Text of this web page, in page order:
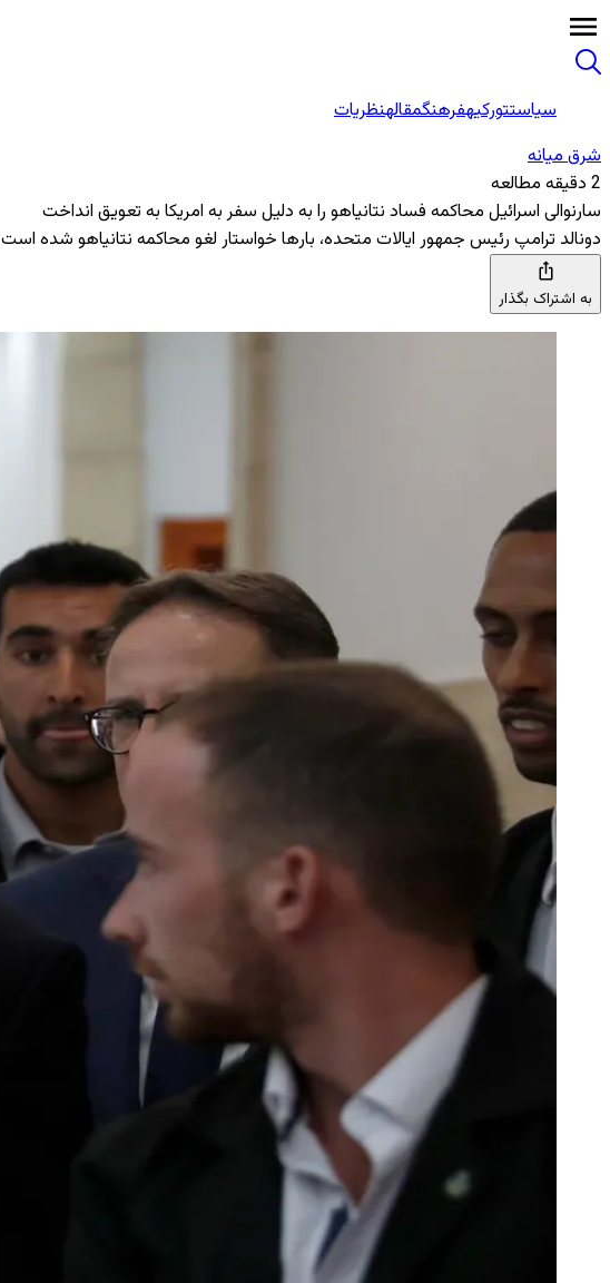
سیاستتورکیهفرهنگمقالهنظریات
شرق میانه
2 دقیقه مطالعه
سارنوالی اسرائیل محاکمه فساد نتانیاهو را به دلیل سفر به امریکا به تعویق انداخت
دونالد ترامپ رئیس ‌جمهور ایالات متحده، بارها خواستار لغو محاکمه نتانیاهو شده است
به اشتراک بگذار